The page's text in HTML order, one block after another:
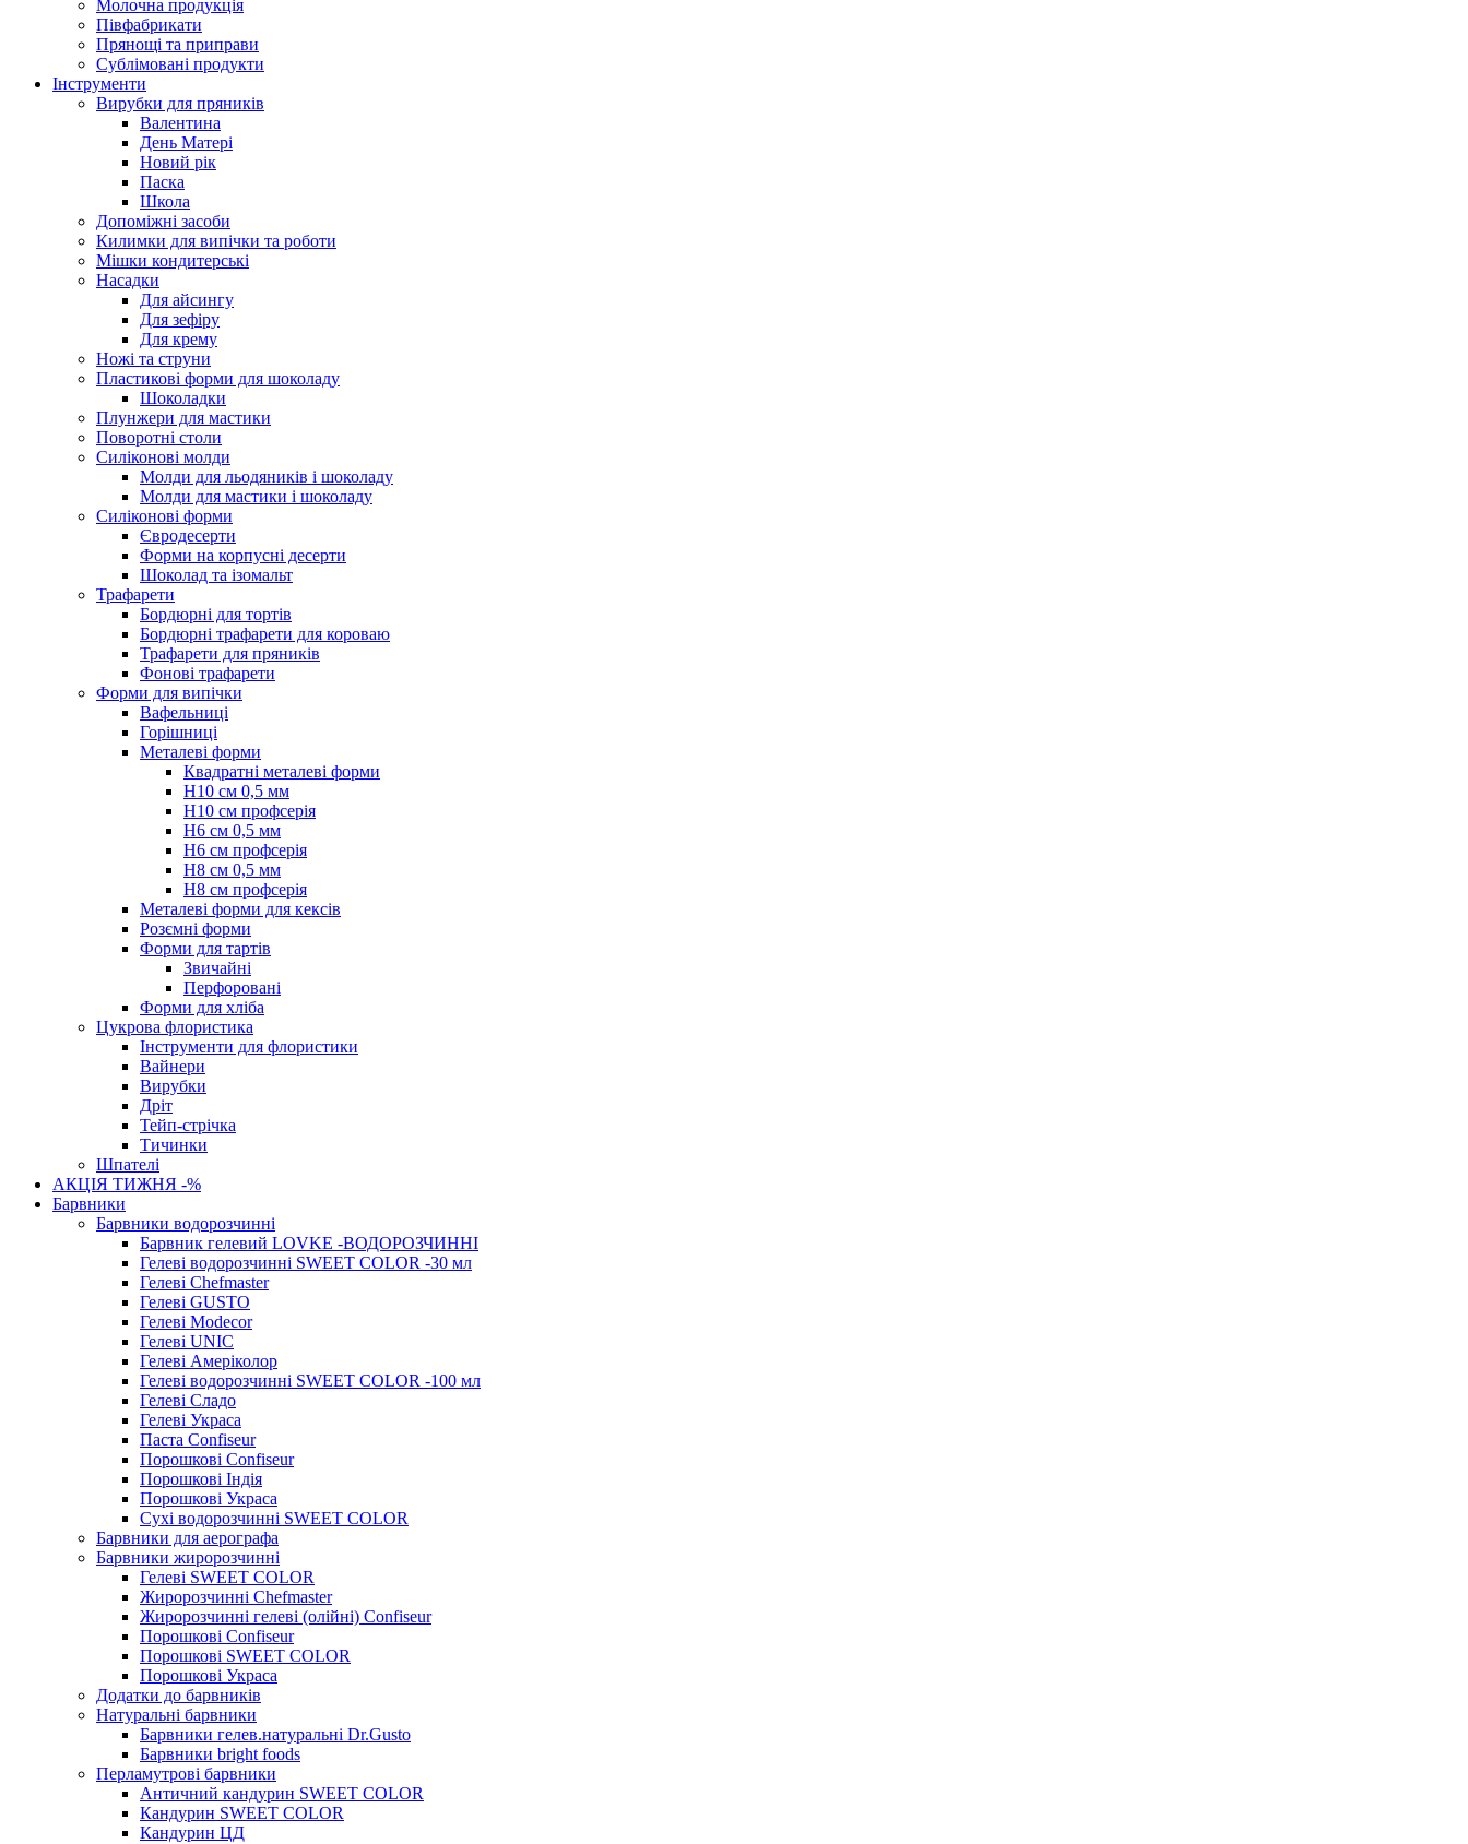
Молочна продукція
Півфабрикати
Прянощі та приправи
Сублімовані продукти
Інструменти
Вирубки для пряників
Валентина
День Матері
Новий рік
Паска
Школа
Допоміжні засоби
Килимки для випічки та роботи
Мішки кондитерські
Насадки
Для айсингу
Для зефіру
Для крему
Ножі та струни
Пластикові форми для шоколаду
Шоколадки
Плунжери для мастики
Поворотні столи
Силіконові молди
Молди для льодяників і шоколаду
Молди для мастики і шоколаду
Силіконові форми
Євродесерти
Форми на корпусні десерти
Шоколад та ізомальт
Трафарети
Бордюрні для тортів
Бордюрні трафарети для короваю
Трафарети для пряників
Фонові трафарети
Форми для випічки
Вафельниці
Горішниці
Металеві форми
Квадратні металеві форми
Н10 см 0,5 мм
Н10 см профсерія
Н6 см 0,5 мм
Н6 см профсерія
Н8 см 0,5 мм
Н8 см профсерія
Металеві форми для кексів
Розємні форми
Форми для тартів
Звичайні
Перфоровані
Форми для хліба
Цукрова флористика
Інструменти для флористики
Вайнери
Вирубки
Дріт
Тейп-стрічка
Тичинки
Шпателі
АКЦІЯ ТИЖНЯ -%
Барвники
Барвники водорозчинні
Барвник гелевий LOVKE -ВОДОРОЗЧИННІ
Гелеві водорозчинні SWEET COLOR -30 мл
Гелеві Chefmaster
Гелеві GUSTO
Гелеві Modecor
Гелеві UNIC
Гелеві Амеріколор
Гелеві водорозчинні SWEET COLOR -100 мл
Гелеві Сладо
Гелеві Украса
Паста Confiseur
Порошкові Confiseur
Порошкові Індія
Порошкові Украса
Сухі водорозчинні SWEET COLOR
Барвники для аерографа
Барвники жиророзчинні
Гелеві SWEET COLOR
Жиророзчинні Chefmaster
Жиророзчинні гелеві (олійні) Confiseur
Порошкові Confiseur
Порошкові SWEET COLOR
Порошкові Украса
Додатки до барвників
Натуральні барвники
Барвники гелев.натуральні Dr.Gusto
Барвники bright foods
Перламутрові барвники
Античний кандурин SWEET COLOR
Кандурин SWEET COLOR
Кандурин ЦД